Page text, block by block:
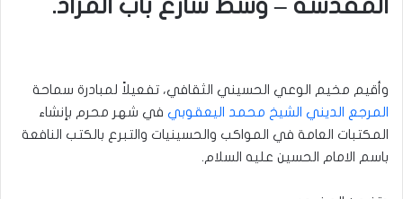
المقدسة – وسط شارع باب المراد.
وأقيم مخيم الوعي الحسيني الثقافي، تفعيلاً لمبادرة سماحة
المرجع الديني الشيخ محمد اليعقوبي في شهر محرم بإنشاء
المكتبات العامة في المواكب والحسينيات والتبرع بالكتب النافعة
باسم الامام الحسين عليه السلام.